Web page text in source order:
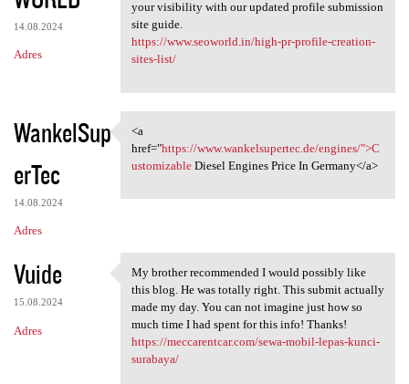
14.08.2024
Adres
your visibility with our updated profile submission
site guide.
https://www.seoworld.in/high-pr-profile-creation-
sites-list/
WankelSup
erTec
14.08.2024
Adres
<a href="https://www
<a
href="https://www.wankelsupertec.de/engines/">C
ustomizableDiesel Engines Price In Germany</a>
Vuide
15.08.2024
Adres
My brother recommended I
My brother recommended I would possibly like
this blog. He was totally right. This submit actually
made my day. You can not imagine just how so
much time I had spent for this info! Thanks!
https://meccarentcar.com/sewa-mobil-lepas-kunci-
surabaya/